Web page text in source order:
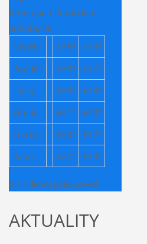
Vrbno pod Pradědem
Sobota, 08
Neděle
+28° +13°
Pondělí
+30° +17°
Úterý
+23° +13°
Středa
+21° +10°
Čtvrtek
+23° +12°
Pátek
+27° +14°
Viz 7denní předpověď
AKTUALITY